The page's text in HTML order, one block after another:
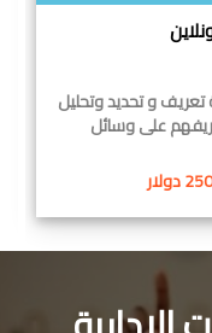
تعريف و تحديد وتحليل
على وسائل